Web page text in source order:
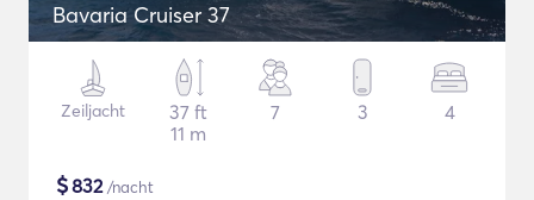
Bavaria Cruiser 37
Zeiljacht
37 ft
11 m
7 3 4
$832/nacht